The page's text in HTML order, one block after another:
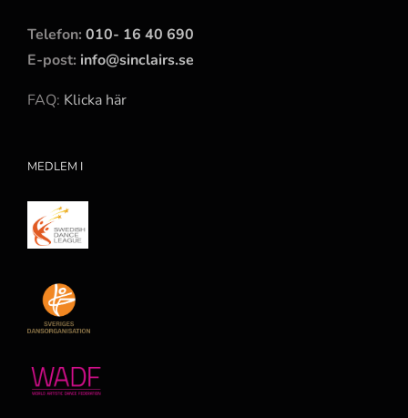
Telefon: 010- 16 40 690
E-post: info@sinclairs.se
FAQ: Klicka här
MEDLEM I